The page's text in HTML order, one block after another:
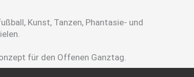
Kunst, Tanzen, Phantasie- und
für den Offenen Ganztag.